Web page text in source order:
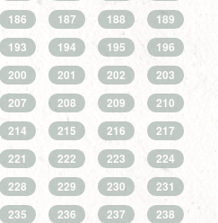
186 187 188
189
193 194 195
196
200 201 202
203
207 208 209
210
214 215 216
217
221 222 223
224
228 229 230
231
235 236 237
238